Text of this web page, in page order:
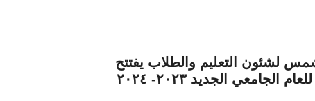
لشئون التعليم والطلاب يفتتح
الجديد ٢٠٢٣- ٢٠٢٤